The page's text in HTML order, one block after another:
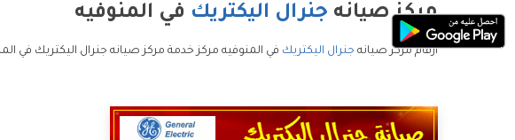
مركز صيانه جنرال اليكتريك في المنوفيه
ارقام مركز صيانه جنرال اليكتريك في المنوفيه مركز خدمة مركز صيانه جنرال اليكتريك في